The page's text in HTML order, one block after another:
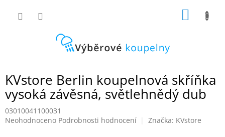
KVstore Berlin koupelnová skříňka
vysoká závěsná, světlehnědý dub
03010041100031
Průměrné
Neohodnoceno Podrobnosti hodnocení Značka: KVstore